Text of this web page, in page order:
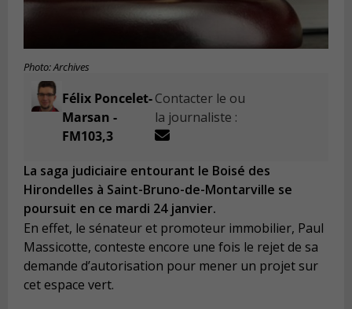
Photo: Archives
Félix Poncelet-
Marsan -
FM103,3
Contacter le ou
la journaliste :
La saga judiciaire entourant le Boisé des
Hirondelles à Saint-Bruno-de-Montarville se
poursuit en ce mardi 24 janvier.
En effet, le sénateur et promoteur immobilier, Paul
Massicotte, conteste encore une fois le rejet de sa
demande d’autorisation pour mener un projet sur
cet espace vert.